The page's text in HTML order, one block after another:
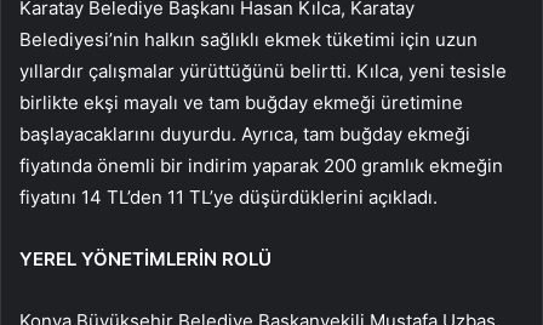
Karatay Belediye Başkanı Hasan Kılca, Karatay
Belediyesi’nin halkın sağlıklı ekmek tüketimi için uzun
yıllardır çalışmalar yürüttüğünü belirtti. Kılca, yeni tesisle
birlikte ekşi mayalı ve tam buğday ekmeği üretimine
başlayacaklarını duyurdu. Ayrıca, tam buğday ekmeği
fiyatında önemli bir indirim yaparak 200 gramlık ekmeğin
fiyatını 14 TL’den 11 TL’ye düşürdüklerini açıkladı.
YEREL YÖNETİMLERİN ROLÜ